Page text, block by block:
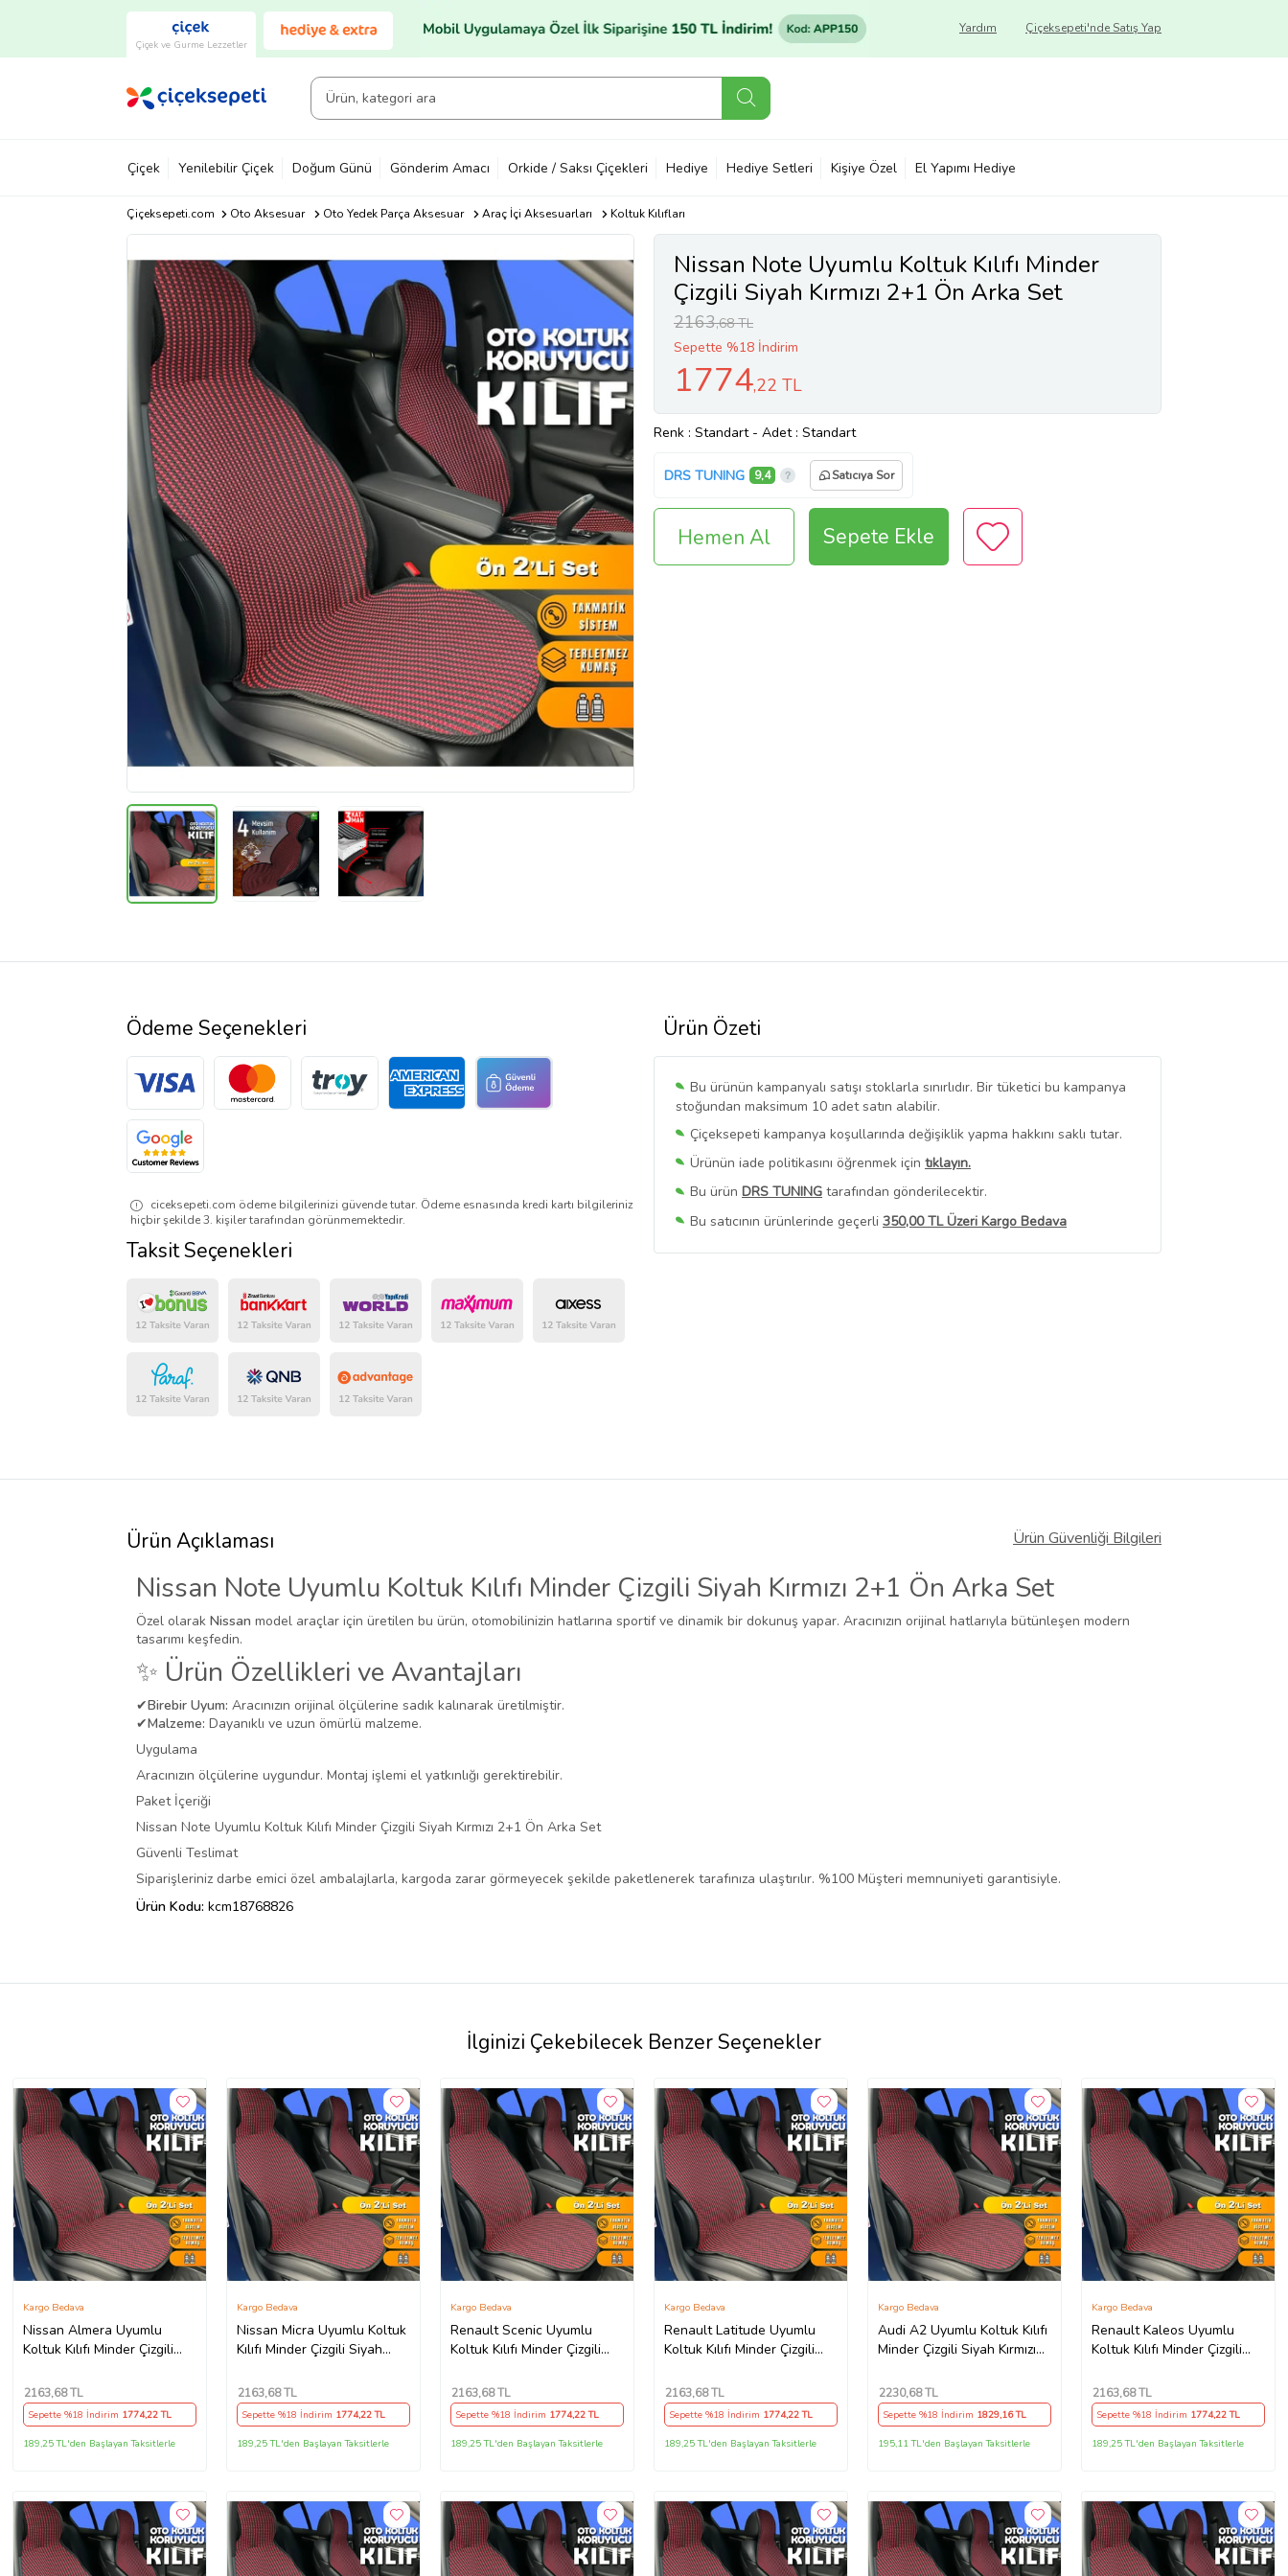
Çiçek ve Gurme Lezzetler
Çiçeksepeti'nde Satış Yap
Yardım
Çiçek Yenilebilir Çiçek Doğum Günü Gönderim Amacı Orkide / Saksı Çiçekleri Hediye Hediye Setleri Kişiye Özel El Yapımı Hediye
Çiçeksepeti.com Oto Aksesuar Oto Yedek Parça Aksesuar Araç İçi Aksesuarları Koltuk Kılıfları
Nissan Note Uyumlu Koltuk Kılıfı Minder
Çizgili Siyah Kırmızı 2+1 Ön Arka Set
2163,68 TL
Sepette %18 İndirim
1774,22 TL
Renk : Standart- Adet : Standart
DRS TUNING 9,4 Satıcıya Sor
Hemen Al Sepete Ekle
Ürün Özeti
Bu ürünün kampanyalı satışı stoklarla sınırlıdır. Bir tüketici bu kampanya
stoğundan maksimum 10 adet satın alabilir.
Çiçeksepeti kampanya koşullarında değişiklik yapma hakkını saklı tutar.
Ürünün iade politikasını öğrenmek için tıklayın.
Bu ürün DRS TUNING tarafından gönderilecektir.
Bu satıcının ürünlerinde geçerli 350,00 TL Üzeri Kargo Bedava
Bu SatıcınınTüm Ürünlerini Görüntüle
Ödeme Seçenekleri
ciceksepeti.com ödeme bilgilerinizi güvende tutar. Ödeme esnasında kredi kartı bilgileriniz
hiçbir şekilde 3. kişiler tarafından görünmemektedir.
Taksit Seçenekleri
Ürün Açıklaması Ürün Güvenliği Bilgileri
Nissan Note Uyumlu Koltuk Kılıfı Minder Çizgili Siyah Kırmızı 2+1 Ön Arka Set
Özel olarak Nissan model araçlar için üretilen bu ürün, otomobilinizin hatlarına sportif ve dinamik bir dokunuş yapar. Aracınızın orijinal hatlarıyla bütünleşen modern
tasarımı keşfedin.
✨ Ürün Özellikleri ve Avantajları
✔Birebir Uyum: Aracınızın orijinal ölçülerine sadık kalınarak üretilmiştir.
✔Malzeme: Dayanıklı ve uzun ömürlü malzeme.
Uygulama
Aracınızın ölçülerine uygundur. Montaj işlemi el yatkınlığı gerektirebilir.
Paket İçeriği
Nissan Note Uyumlu Koltuk Kılıfı Minder Çizgili Siyah Kırmızı 2+1 Ön Arka Set
Güvenli Teslimat
Siparişleriniz darbe emici özel ambalajlarla, kargoda zarar görmeyecek şekilde paketlenerek tarafınıza ulaştırılır. %100 Müşteri memnuniyeti garantisiyle.
Ürün Kodu: kcm18768826
İlginizi Çekebilecek Benzer Seçenekler
Nissan Almera Uyumlu
Koltuk Kılıfı Minder Çizgili
Set
Kargo Bedava
2163,68 TL
Sepette %18 İndirim 1774,22 TL
189,25 TL'den Başlayan Taksitlerle
Nissan Micra Uyumlu Koltuk
Kılıfı Minder Çizgili Siyah
Kargo Bedava
2163,68 TL
Sepette %18 İndirim 1774,22 TL
189,25 TL'den Başlayan Taksitlerle
Renault Scenic Uyumlu
Koltuk Kılıfı Minder Çizgili
Set
Kargo Bedava
2163,68 TL
Sepette %18 İndirim 1774,22 TL
189,25 TL'den Başlayan Taksitlerle
Renault Latitude Uyumlu
Koltuk Kılıfı Minder Çizgili
Set
Kargo Bedava
2163,68 TL
Sepette %18 İndirim 1774,22 TL
189,25 TL'den Başlayan Taksitlerle
Audi A2 Uyumlu Koltuk Kılıfı
Minder Çizgili Siyah Kırmızı
Kargo Bedava
2230,68 TL
Sepette %18 İndirim 1829,16 TL
195,11 TL'den Başlayan Taksitlerle
Renault Kaleos Uyumlu
Koltuk Kılıfı Minder Çizgili
Set
Kargo Bedava
2163,68 TL
Sepette %18 İndirim 1774,22 TL
189,25 TL'den Başlayan Taksitlerle